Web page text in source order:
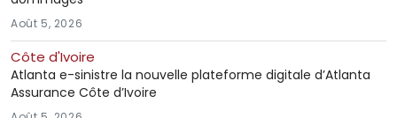
Août 5, 2026
Côte d'Ivoire
Atlanta e-sinistre la nouvelle plateforme digitale d’Atlanta
Assurance Côte d’Ivoire